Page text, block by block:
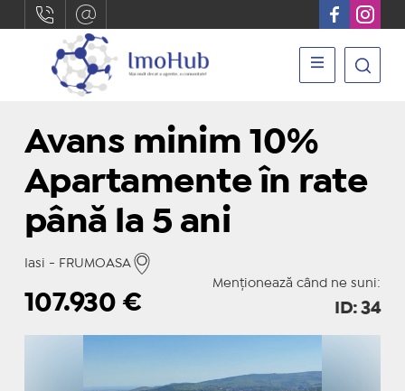
Avans minim 10%
Apartamente în rate
până la 5 ani
Iasi - FRUMOASA
Menționează când ne suni:
107.930 € ID: 34